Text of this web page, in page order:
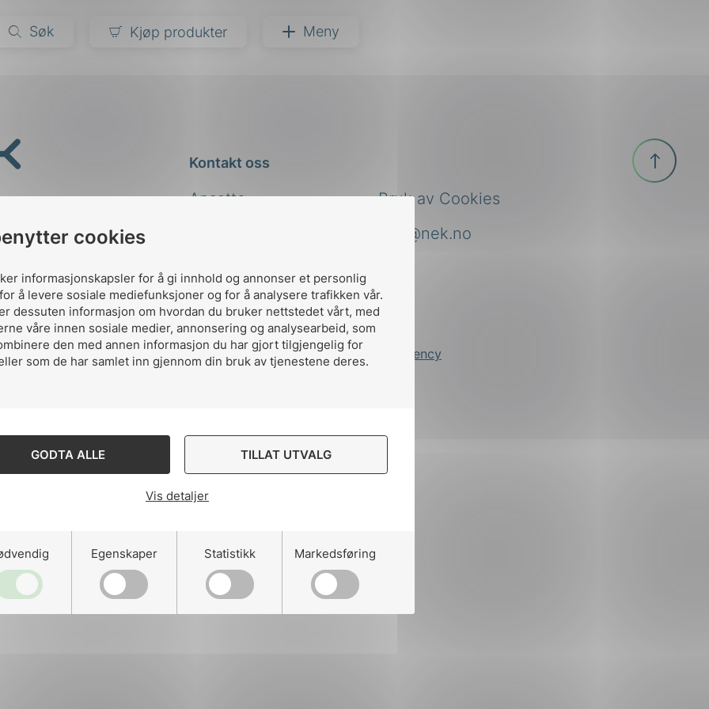
cookies
informasjonskapsler for å gi innhold og annonser et personlig
å levere sosiale mediefunksjoner og for å analysere trafikken vår.
dessuten informasjon om hvordan du bruker nettstedet vårt, med
våre innen sosiale medier, annonsering og analysearbeid, som
den med annen informasjon du har gjort tilgjengelig for
som de har samlet inn gjennom din bruk av tjenestene deres.
GODTA ALLE TILLAT UTVALG
Vis detaljer
Egenskaper Statistikk Markedsføring
Søk Kjøp produkter Meny
Kontakt oss
Ansatte
nek@nek.no
Bruk av Cookies
Designed and developed by Stem Agency
Til
toppen